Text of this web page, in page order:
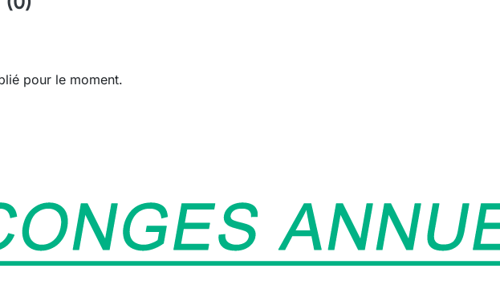
pour le moment.